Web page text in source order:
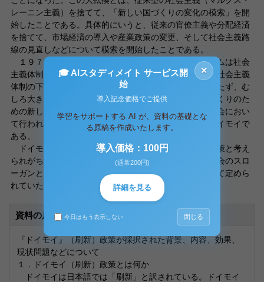
レーニン主義）を捨てて、「新しい国づくりの変化の模索」を開
始したことである。具体的にいうと、従来の官僚主義や分配経済
を捨てて、市場経済の導入や産業政策の変更、そして社会主義路
線の見直しなどについて模索を開始したことである。
１９７６年に南北ベトナムが統一されて以来、ベトナムは社会
主義体制を構築し、官僚主義的分配経済を進めてきた。社会主義
体制の下で１０年間にわたり新しい国づくりには役に立たず、む
しろ大きな障害になるという認識から、８６年に「国づくりのた
めの新しい変化」に求める決議がベトナム共産党の党大会におい
て行われた。この「新しい国づくりのための変化」がドイモイで
ある。
ドイモイ（刷新）改革というと単に市場経済の導入政策と考え
られがちだが、実はそうではない。８６年１２月の党大会のスロ
ーガンとしてのドイモイの基本政策は、次の４点について定めら
れていた。
資料の原本内容
『ドイモイ』（刷新）政策が採択された背景、内容、効果、
現状問題などについて
１．ドイモイ（刷新）政策とは何か
ドイモイは日本語では「刷新」と訳されている。ドイモイ
×
🎓 AIスタディメイト サービス開
始
導入記念価格でご提供
学習をサポートする AI が、資料の基礎とな
る原稿を作成いたします。
導入価格：100円
(通常200円)
詳細を見る
今日はもう表示しない 閉じる